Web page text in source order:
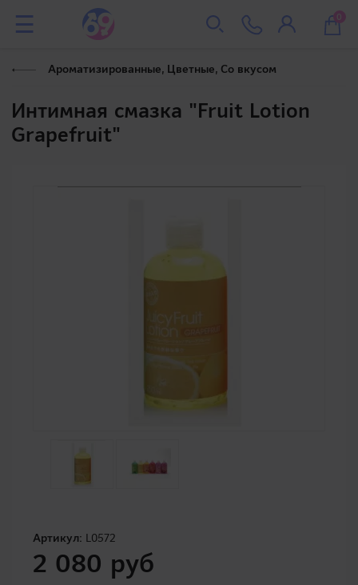
0
Ароматизированные, Цветные, Со вкусом
Интимная смазка "Fruit Lotion
Grapefruit"
Артикул: L0572
2 080 руб